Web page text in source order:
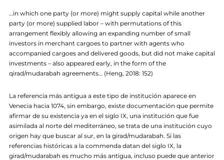
…in which one party (or more) might supply capital while another
party (or more) supplied labor – with permutations of this
arrangement flexibly allowing an expanding number of small
investors in merchant cargoes to partner with agents who
accompanied cargoes and delivered goods, but did not make capital
investments – also appeared early, in the form of the
qirad/mudarabah agreements… (Heng, 2018: 152)
La referencia más antigua a este tipo de institución aparece en
Venecia hacia 1074, sin embargo, existe documentación que permite
afirmar de su existencia ya en el siglo IX, una institución que fue
asimilada al norte del mediterráneo, se trata de una institución cuyo
origen hay que buscar al sur, en la girad/mudarabah. Si las
referencias históricas a la commenda datan del siglo IX, la
girad/mudarabah es mucho más antigua, incluso puede que anterior